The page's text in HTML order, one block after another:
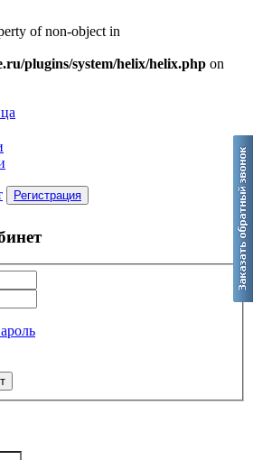
of non-object in
plugins/system/helix/helix.php on
Регистрация